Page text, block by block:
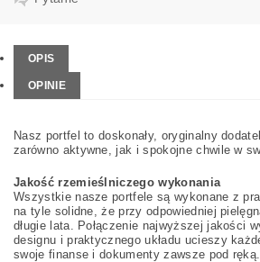
OPIS
OPINIE
Nasz portfel to doskonały, oryginalny
zarówno aktywne, jak i spokojne chwile w
Jakość rzemieślniczego wykonania
Wszystkie nasze portfele są wykonane z
na tyle solidne, że przy odpowiedniej
długie lata. Połączenie najwyższej jakości
designu i praktycznego układu ucieszy
swoje finanse i dokumenty zawsze pod ręką.